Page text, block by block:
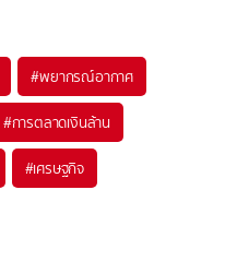
#พยากรณ์อากาศ
#การตลาดเงินล้าน
#เศรษฐกิจ